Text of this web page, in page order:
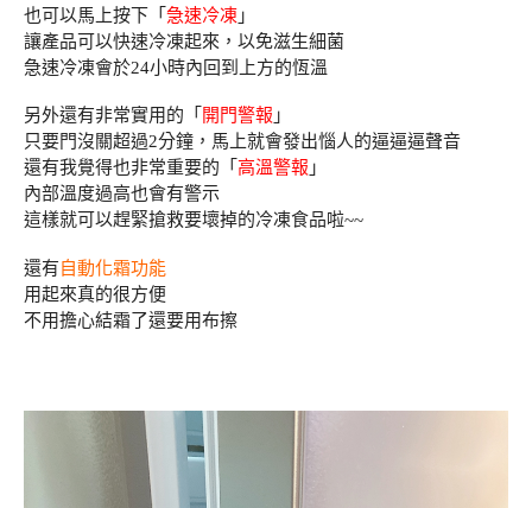
也可以馬上按下「 急速冷凍 」
讓產品可以快速冷凍起來，以免滋生細菌
急速冷凍會於24小時內回到上方的恆溫
另外還有非常實用的「 開門警報 」
只要門沒關超過2分鐘，馬上就會發出惱人的逼逼逼聲音
還有我覺得也非常重要的「 高溫警報 」
內部溫度過高也會有警示
這樣就可以趕緊搶救要壞掉的冷凍食品啦~~
還有 自動化霜功能
用起來真的很方便
不用擔心結霜了還要用布擦